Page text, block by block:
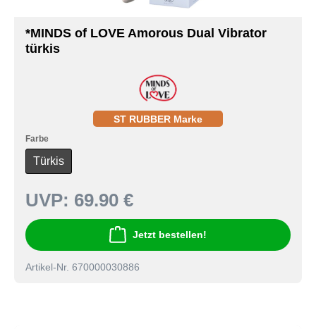
*MINDS of LOVE Amorous Dual Vibrator
türkis
ST RUBBER Marke
Farbe
Türkis
UVP: 69.90 €
Jetzt bestellen!
Artikel-Nr. 670000030886